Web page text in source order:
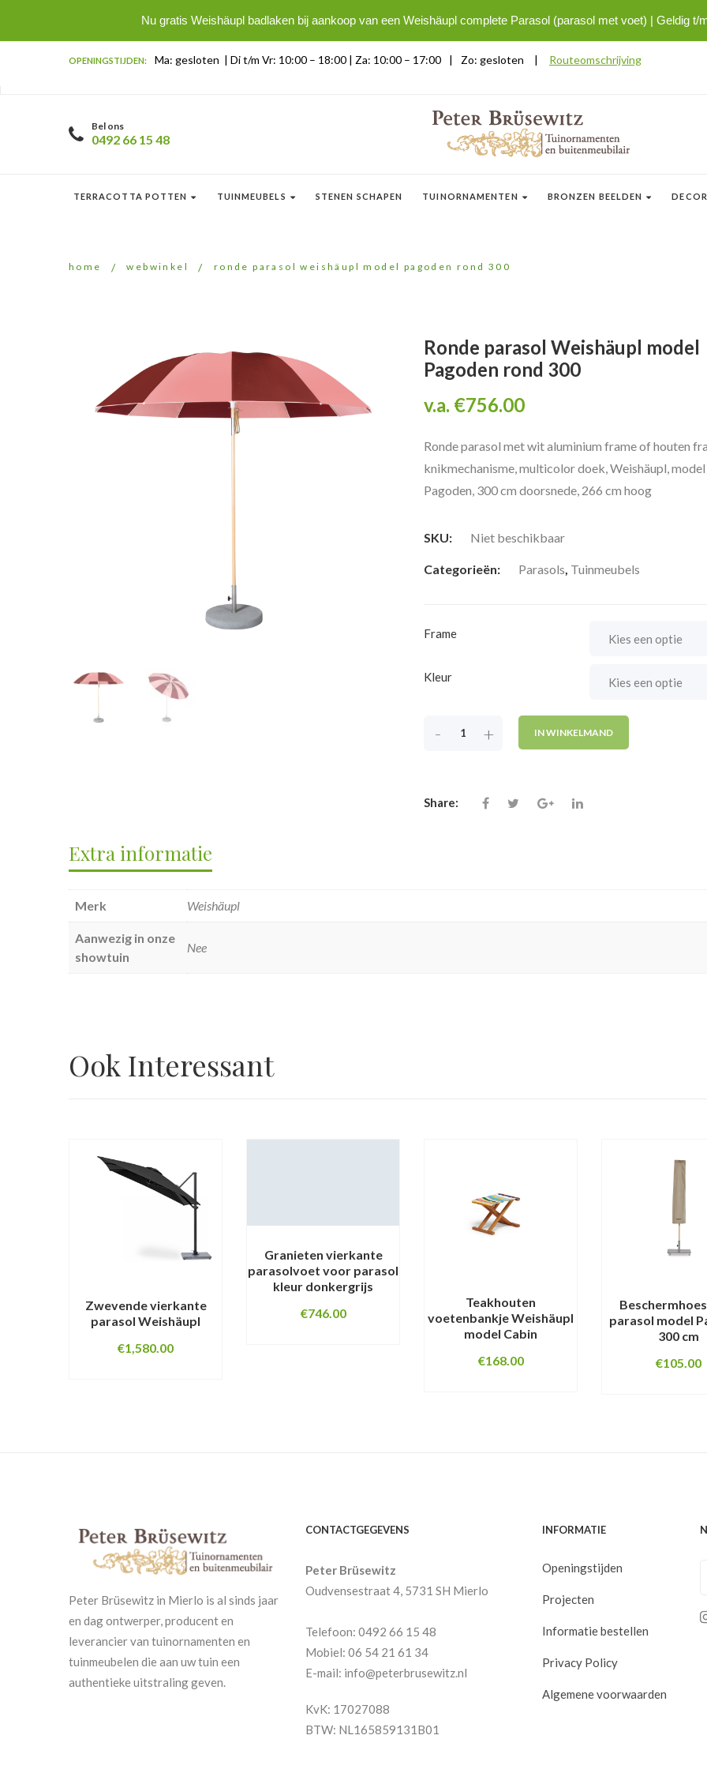
Nu gratis Weishäupl badlaken bij aankoop van een Weishäupl complete Parasol (parasol met voet) | Geldig t/
OPENINGSTIJDEN: Ma: gesloten | Di t/m Vr: 10:00 – 18:00 | Za: 10:00 – 17:00 | Zo: gesloten | Routeomschrijving
Bel ons
0492 66 15 48
TERRACOTTA POTTEN TUINMEUBELS STENEN SCHAPEN TUINORNAMENTEN BRONZEN BEELDEN
home / webwinkel / ronde parasol weishäupl model pagoden rond 300
Ronde parasol Weishäupl model
Pagoden rond 300
v.a. €756.00
Ronde parasol met wit aluminium frame of houten
knikmechanisme, multicolor doek, Weishäupl, model
Pagoden, 300 cm doorsnede, 266 cm hoog
SKU: Niet beschikbaar
Categorieën: Parasols, Tuinmeubels
Frame
Kleur
- + IN WINKELMAND
Share:
Extra informatie
Merk Weishäupl
Aanwezig in onze
showtuin
Nee
Ook Interessant
Zwevende vierkante
parasol Weishäupl
€1,580.00
Granieten vierkante
parasolvoet voor parasol
kleur donkergrijs
€746.00
Teakhouten
voetenbankje Weishäupl
model Cabin
€168.00
parasol model
300 cm
€105.00
Peter Brüsewitz in Mierlo is al sinds jaar
en dag ontwerper, producent en
leverancier van tuinornamenten en
tuinmeubelen die aan uw tuin een
authentieke uitstraling geven.
CONTACTGEGEVENS
Peter Brüsewitz
Oudvensestraat 4, 5731 SH Mierlo
Telefoon: 0492 66 15 48
Mobiel: 06 54 21 61 34
E-mail: info@peterbrusewitz.nl
KvK: 17027088
BTW: NL165859131B01
INFORMATIE
Openingstijden
Projecten
Informatie bestellen
Privacy Policy
Algemene voorwaarden